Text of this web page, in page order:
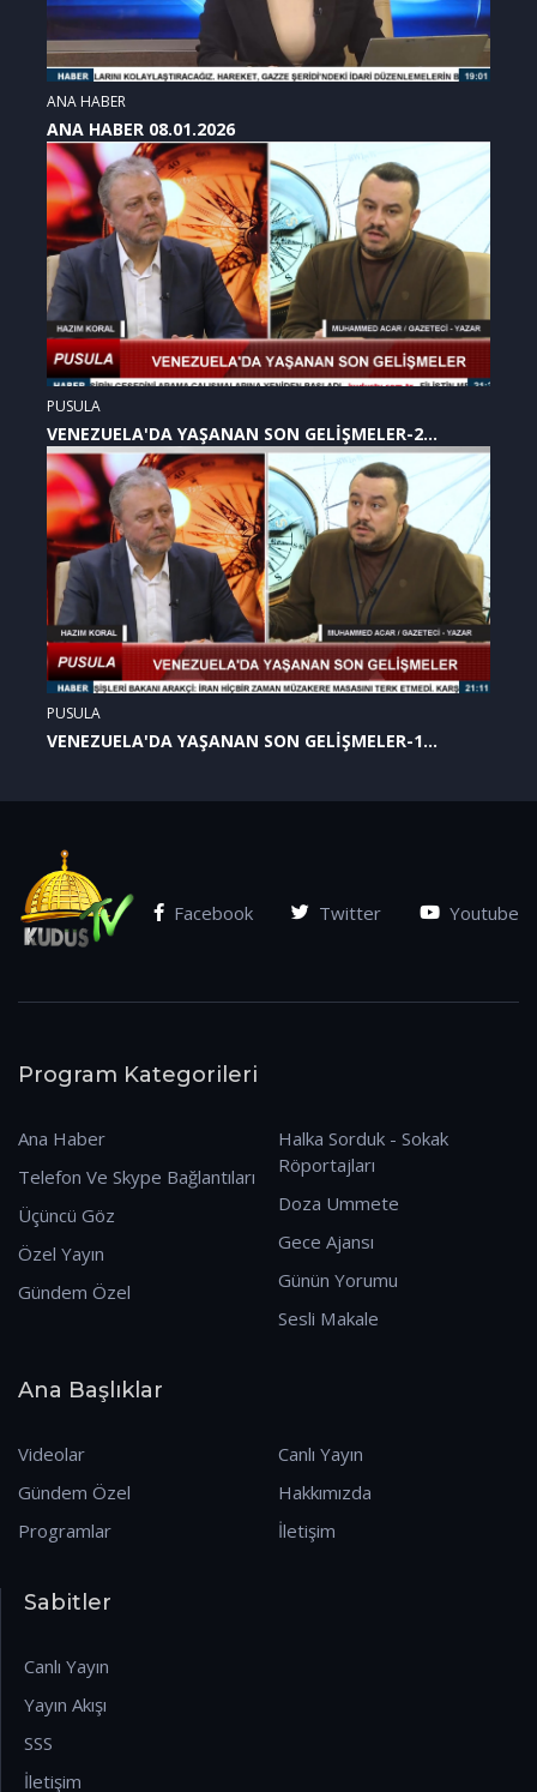
ANA HABER
ANA HABER 08.01.2026
PUSULA
VENEZUELA'DA YAŞANAN SON GELİŞMELER-2
(07.01.2026)
PUSULA
VENEZUELA'DA YAŞANAN SON GELİŞMELER-1
Facebook Twitter Youtube
Program Kategorileri
Ana Haber
Telefon Ve Skype Bağlantıları
Üçüncü Göz
Özel Yayın
Gündem Özel
Halka Sorduk - Sokak
Röportajları
Doza Ummete
Gece Ajansı
Günün Yorumu
Sesli Makale
Ana Başlıklar
Videolar
Gündem Özel
Programlar
Canlı Yayın
Hakkımızda
İletişim
Sabitler
Canlı Yayın
Yayın Akışı
SSS
İletişim